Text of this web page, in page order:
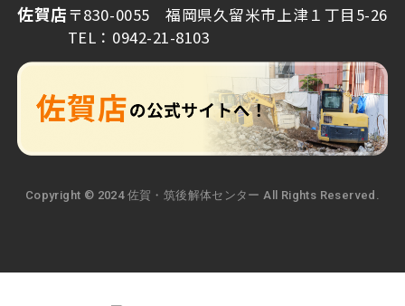
佐賀店〒830-0055 福岡県久留米市上津１丁目5-26
TEL：0942-21-8103
Copyright © 2024 佐賀・筑後解体センター All Rights Reserved.